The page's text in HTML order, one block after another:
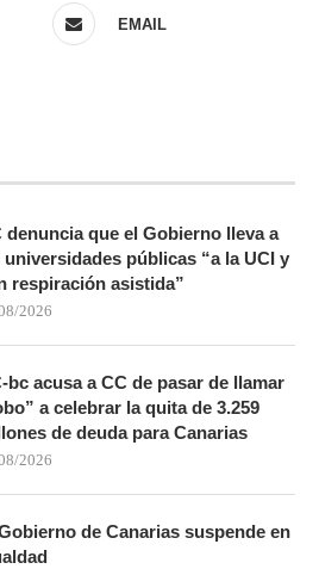
EMAIL
denuncia que el Gobierno lleva a
universidades públicas “a la UCI y
respiración asistida”
2026
bc acusa a CC de pasar de llamar
a celebrar la quita de 3.259
de deuda para Canarias
2026
de Canarias suspende en